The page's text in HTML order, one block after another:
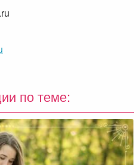
по теме: